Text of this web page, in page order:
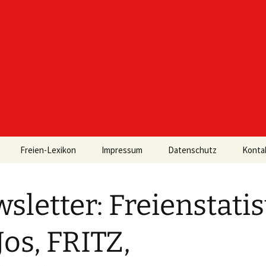
Freien-Lexikon Impressum Datenschutz
FRITZ,